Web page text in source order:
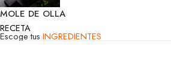
MOLE DE OLLA
RECETA
Escoge tus INGREDIENTES